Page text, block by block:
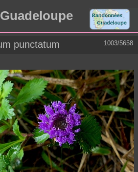
1003/5658
punctatum